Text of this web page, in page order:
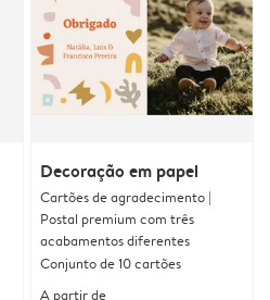
Decoração em papel
Cartões de agradecimento |
Postal premium com três
acabamentos diferentes
Conjunto de 10 cartões
A partir de